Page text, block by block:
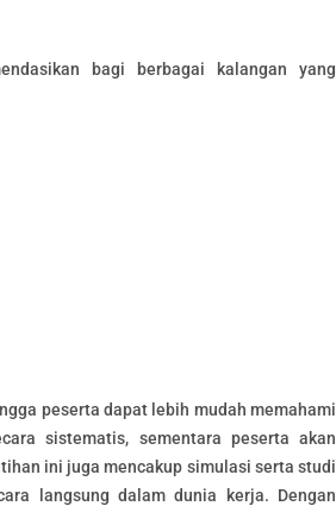
bagi berbagai kalangan yang
peserta dapat lebih mudah memahami
sistematis, sementara peserta akan
ini juga mencakup simulasi serta studi
langsung dalam dunia kerja. Dengan